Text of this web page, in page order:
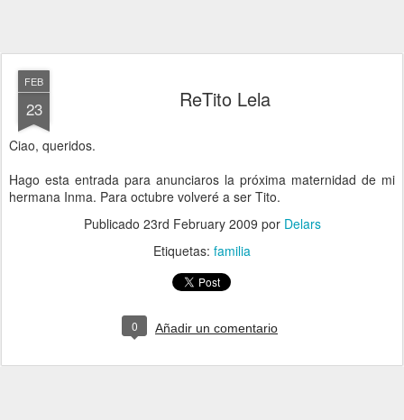
FEB
23 ReTito Lela
Ciao, queridos.
Hago esta entrada para anunciaros la próxima maternidad de mi
hermana Inma. Para octubre volveré a ser Tito.
Publicado 23rd February 2009 por Delars
Etiquetas: familia
0 Añadir un comentario